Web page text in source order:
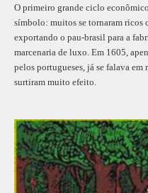
O primeiro grande ciclo
símbolo: muitos se tornaram ricos
exportando o pau-brasil para a
marcenaria de luxo. Em 1605,
pelos portugueses, já se falava em
surtiram muito efeito.